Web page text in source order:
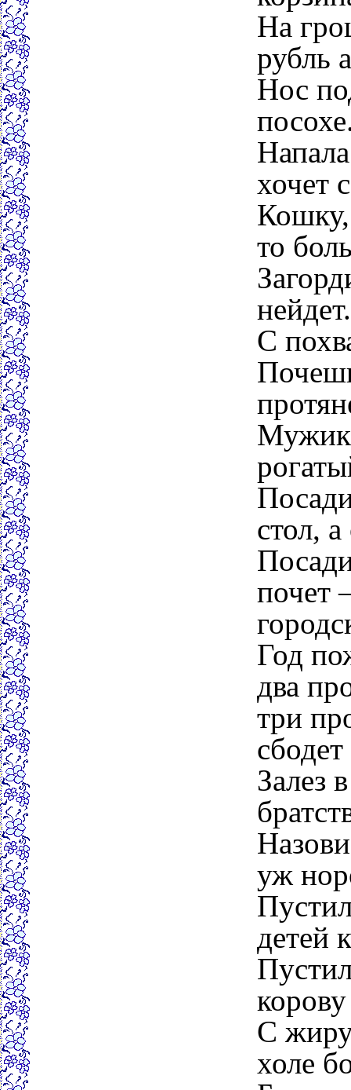
На
рубль
Нос
хочет
то
нейдет.
С
Мужик
стол,
почет
Год
два
три
Залез
уж
детей
С жиру
холе